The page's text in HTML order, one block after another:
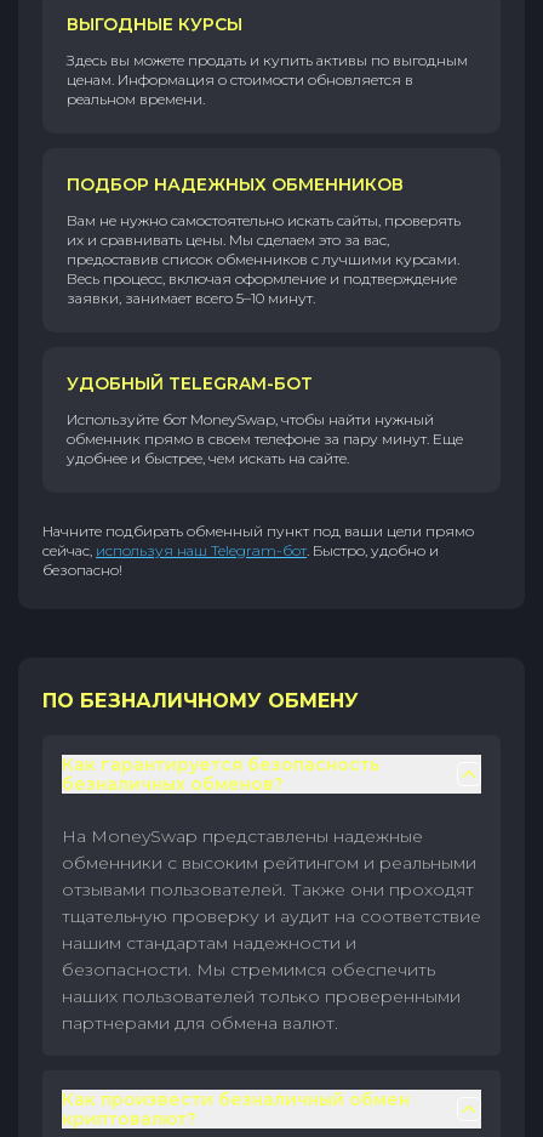
ВЫГОДНЫЕ КУРСЫ
Здесь вы можете продать и купить активы по выгодным
ценам. Информация о стоимости обновляется в
реальном времени.
ПОДБОР НАДЕЖНЫХ ОБМЕННИКОВ
Вам не нужно самостоятельно искать сайты, проверять
их и сравнивать цены. Мы сделаем это за вас,
предоставив список обменников с лучшими курсами.
Весь процесс, включая оформление и подтверждение
заявки, занимает всего 5–10 минут.
УДОБНЫЙ TELEGRAM-БОТ
Используйте бот MoneySwap, чтобы найти нужный
обменник прямо в своем телефоне за пару минут. Еще
удобнее и быстрее, чем искать на сайте.
Начните подбирать обменный пункт под ваши цели прямо
сейчас, используя наш Telegram-бот. Быстро, удобно и
безопасно!
ПО БЕЗНАЛИЧНОМУ ОБМЕНУ
Как гарантируется безопасность
безналичных обменов?
На MoneySwap представлены надежные
обменники с высоким рейтингом и реальными
отзывами пользователей. Также они проходят
тщательную проверку и аудит на соответствие
нашим стандартам надежности и
безопасности. Мы стремимся обеспечить
наших пользователей только проверенными
партнерами для обмена валют.
Как произвести безналичный обмен
криптовалют?